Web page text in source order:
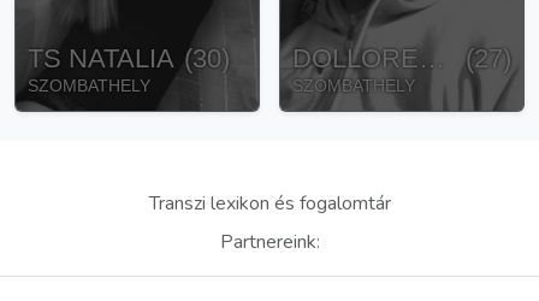
TS NATALIA (30)
SZOMBATHELY
DOLLORESZ CSINCSI (27)
SZOMBATHELY
Transzi lexikon és fogalomtár
Partnereink: